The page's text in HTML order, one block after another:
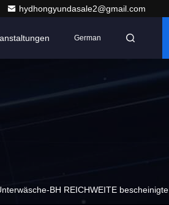
hydhongyundasale2@gmail.com
German
BH REICHWEITE bescheinigte